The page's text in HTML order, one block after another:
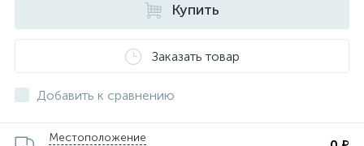
Купить
Заказать товар
Добавить к сравнению
Местоположение